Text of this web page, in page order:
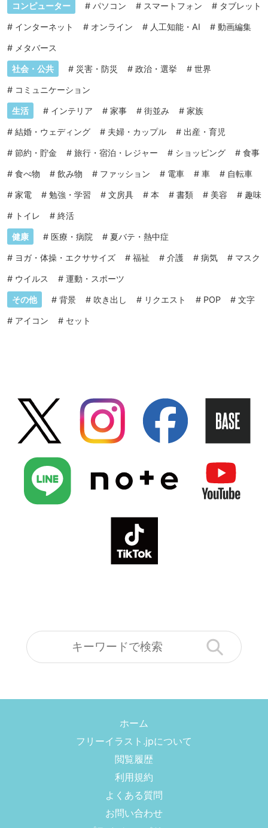
コンピューター # パソコン # スマートフォン # タブレット
# インターネット # オンライン # 人工知能・AI # 動画編集
# メタバース
社会・公共 # 災害・防災 # 政治・選挙 # 世界
# コミュニケーション
生活 # インテリア # 家事 # 街並み # 家族
# 結婚・ウェディング # 夫婦・カップル # 出産・育児
# 節約・貯金 # 旅行・宿泊・レジャー # ショッピング # 食事
# 食べ物 # 飲み物 # ファッション # 電車 # 車 # 自転車
# 家電 # 勉強・学習 # 文房具 # 本 # 書類 # 美容 # 趣味
# トイレ # 終活
健康 # 医療・病院 # 夏バテ・熱中症
# ヨガ・体操・エクササイズ # 福祉 # 介護 # 病気 # マスク
# ウイルス # 運動・スポーツ
その他 # 背景 # 吹き出し # リクエスト # POP # 文字
# アイコン # セット
ホーム
フリーイラスト.jpについて
閲覧履歴
利用規約
よくある質問
お問い合わせ